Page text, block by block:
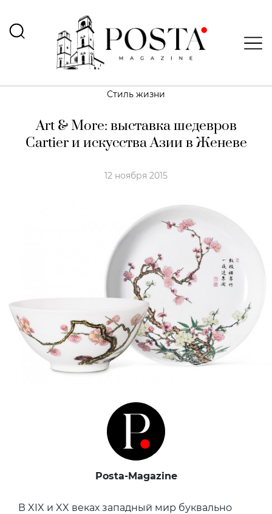
Стиль жизни
Art & More: выставка шедевров
Cartier и искусства Азии в Женеве
12 ноября 2015
Posta-Magazine
В XIX и XX веках западный мир буквально